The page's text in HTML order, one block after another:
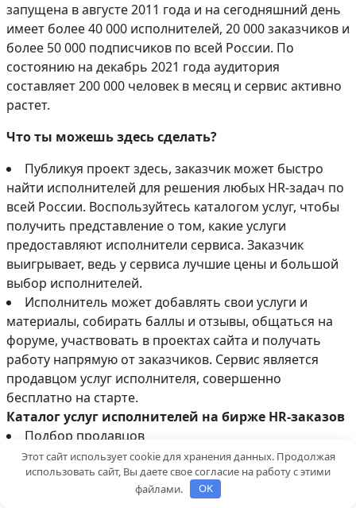
запущена в августе 2011 года и на сегодняшний день
имеет более 40 000 исполнителей, 20 000 заказчиков и
более 50 000 подписчиков по всей России. По
состоянию на декабрь 2021 года аудитория
составляет 200 000 человек в месяц и сервис активно
растет.
Что ты можешь здесь сделать?
Публикуя проект здесь, заказчик может быстро
найти исполнителей для решения любых HR-задач по
всей России. Воспользуйтесь каталогом услуг, чтобы
получить представление о том, какие услуги
предоставляют исполнители сервиса. Заказчик
выигрывает, ведь у сервиса лучшие цены и большой
выбор исполнителей.
Исполнитель может добавлять свои услуги и
материалы, собирать баллы и отзывы, общаться на
форуме, участвовать в проектах сайта и получать
работу напрямую от заказчиков. Сервис является
продавцом услуг исполнителя, совершенно
бесплатно на старте.
Каталог услуг исполнителей на бирже HR-заказов
Подбор продавцов
Подбор линейного персонала на смены
Подбор линейных рабочих
Набор персонала по отраслям
Этот сайт использует cookie для хранения данных. Продолжая
использовать сайт, Вы даете свое согласие на работу с этими
файлами.
OK